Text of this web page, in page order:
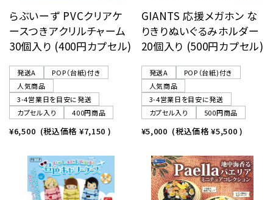
らぶいーず PVCクリアケ
ースつきアクリルチャーム
30個入り (400円カプセル)
発送A
POP（台紙)付き
人気商品
3-4営業日を目安に発送
カプセル入り
400円商品
¥6,500 (税込価格 ¥7,150 )
GIANTS 応援メガホン な
りきりぬいぐるみホルダー
20個入り (500円カプセル)
発送A
POP（台紙)付き
人気商品
3-4営業日を目安に発送
カプセル入り
500円商品
¥5,000 (税込価格¥5,500 )